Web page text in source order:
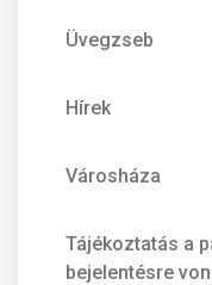
Üvegzseb
Hírek
Városháza
Tájékoztatás a
bejelentésre